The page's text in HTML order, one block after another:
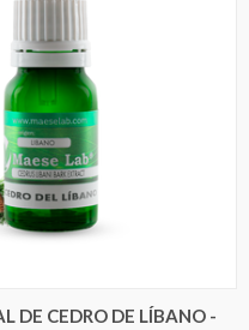
OPCIONES
DE CEDRO DE LÍBANO -